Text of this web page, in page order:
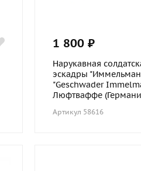
1 800 ₽
Нарукавная
эскадры
"Geschwader
Люфтваффе
Артикул 58616